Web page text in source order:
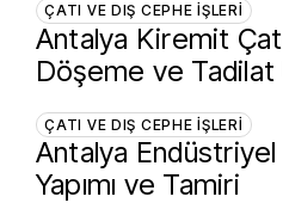
ÇATI VE DIŞ CEPHE İŞLERI
Antalya Kiremit
Döşeme ve Tadilat
ÇATI VE DIŞ CEPHE İŞLERI
Antalya Endüstriyel
Yapımı ve Tamiri